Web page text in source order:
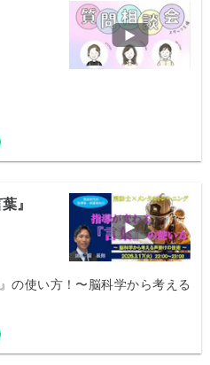
』
の使い方！〜脳科学から考える